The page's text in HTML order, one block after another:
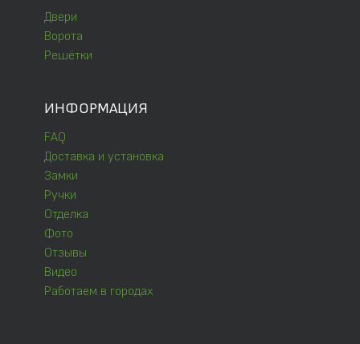
Двери
Ворота
Решётки
ИНФОРМАЦИЯ
FAQ
Доставка и установка
Замки
Ручки
Отделка
Фото
Отзывы
Видео
Работаем в городах